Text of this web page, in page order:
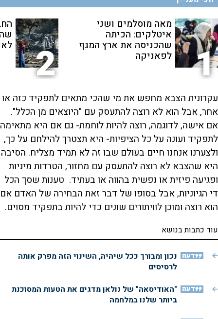
1
מאה מוסלמים ושני
איטלקים: הכיתה
שהכניסה את ארץ המגף
לפאניקה 2
עקרונית הצבא מחפש את מי שהכי מתאים לתפקיד כזה או
אחר, אבל הוא לא רוצה להתעסק עם "היוצאים מן הכלל".
אם אישה, לדוגמה, רוצה להיות לוחמת- גם אם היא מתאימה
לתפקיד ועונה על כל הציפיות- היא תצטרך להילחם על כך,
ולצערנו אנחנו חיים בעולם שבו זה לא תמיד מצליח. הסיבה
היא שהצבא לא רוצה להתעסק עם מחזור, הטרדות מיניות
ופגיעה פיזית או נפשית בהווה או בעתיד. טענות שסך הכל
די הגיוניות, אבל בסופו של דבר זאת הבחירה של האדם אם
הוא רוצה ומוכן לוויתורים שונים כדי להיות בתפקיד מסוים.
עוד כתבות בנושא
דעה נכון ומבורך ככל שיהיה, השינוי הזה מפרק אותה
לרסיסים
דעה "האודיסאה" של נולאן מדגים את הטעות המסוכנת
ביותר שלנו במלחמה